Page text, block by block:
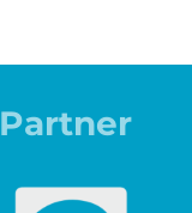
Partner